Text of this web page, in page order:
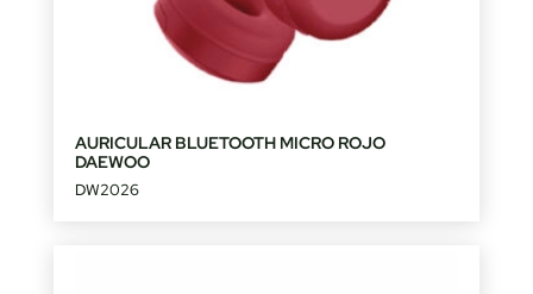
AURICULAR BLUETOOTH MICRO ROJO
DAEWOO
DW2026